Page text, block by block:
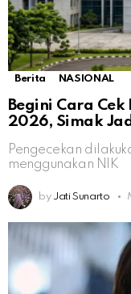
Berita NASIONAL
Begini Cara Cek
2026, Simak
Pengecekan
menggunakan NIK
by Jati Sunarto